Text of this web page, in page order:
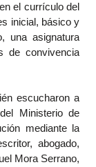
el currículo del
inicial, básico y
una asignatura
de convivencia
escucharon a
Ministerio de
mediante la
abogado,
Mora Serrano,